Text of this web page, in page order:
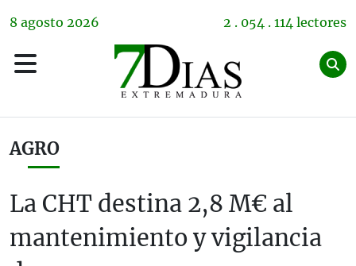
8 agosto 2026 2 . 054 . 114 lectores
AGRO
La CHT destina 2,8 M€ al
mantenimiento y vigilancia